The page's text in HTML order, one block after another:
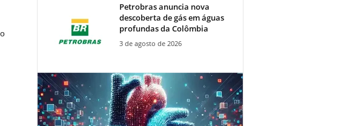
Petrobras anuncia nova
descoberta de gás em águas
profundas da Colômbia
3 de agosto de 2026